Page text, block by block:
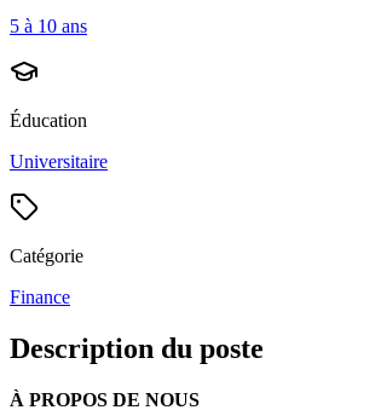
5 à 10 ans
Éducation
Universitaire
Catégorie
Finance
Description du poste
À PROPOS DE NOUS